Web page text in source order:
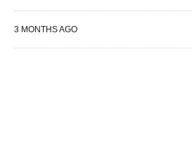
3 MONTHS AGO